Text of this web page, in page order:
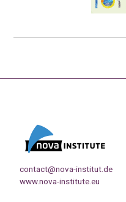
contact@nova-institut.de
www.nova-institute.eu